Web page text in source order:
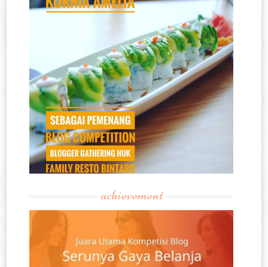
achievement